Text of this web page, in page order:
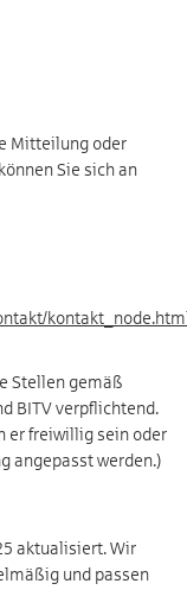
Mitteilung oder
Sie sich an
Stellen gemäß
BITV verpflichtend.
er freiwillig sein oder
angepasst werden.)
aktualisiert. Wir
und passen